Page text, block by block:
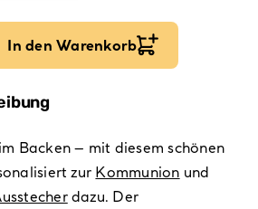
In den Warenkorb
Backen – mit diesem schönen
zur Kommunion und
dazu. Der